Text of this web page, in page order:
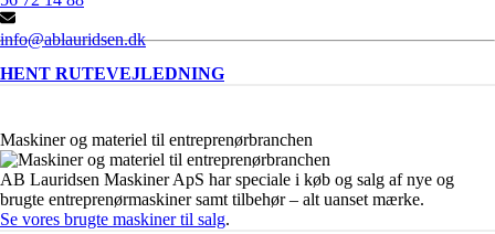
info@ablauridsen.dk
HENT RUTEVEJLEDNING
Maskiner og materiel til entreprenørbranchen
AB Lauridsen Maskiner ApS har speciale i køb og salg af nye og
brugte entreprenørmaskiner samt tilbehør – alt uanset mærke.
Se vores brugte maskiner til salg.